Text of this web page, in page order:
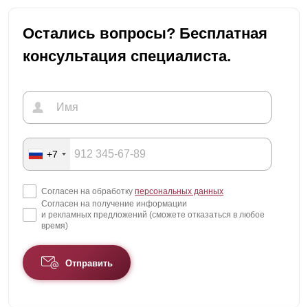
Остались вопросы? Бесплатная
консультация специалиста.
+7
Согласен на обработку персональных данных
Согласен на получение информации
и рекламных предложений (сможете отказаться в любое
время)
Отправить